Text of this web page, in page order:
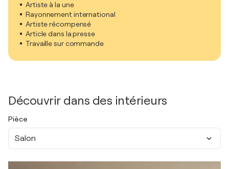
Artiste à la une
Rayonnement international
Artiste récompensé
Article dans la presse
Travaille sur commande
Découvrir dans des intérieurs
Pièce
Salon